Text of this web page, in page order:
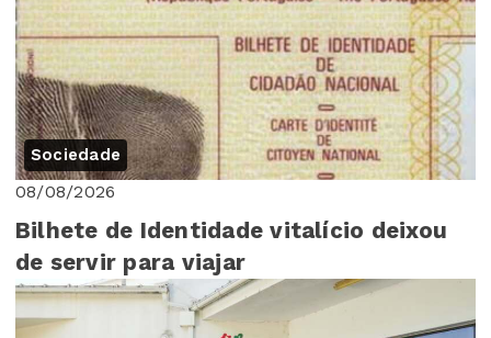
Sociedade
08/08/2026
Bilhete de Identidade vitalício deixou
de servir para viajar